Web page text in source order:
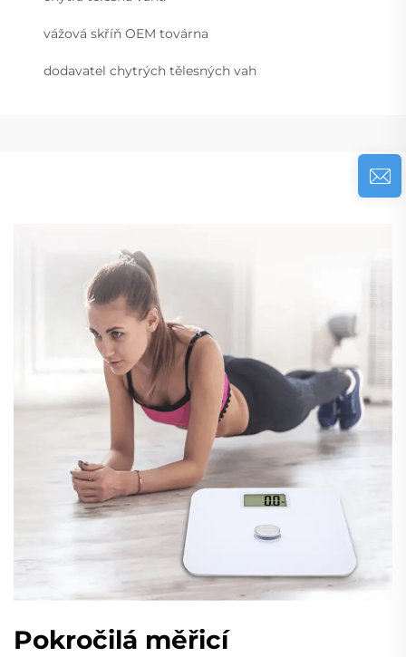
vážová skříň OEM továrna
dodavatel chytrých tělesných vah
Pokročilá měřicí